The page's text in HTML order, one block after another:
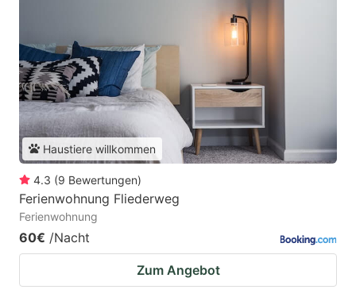
Haustiere willkommen
4.3 (9 Bewertungen)
Ferienwohnung Fliederweg
Ferienwohnung
60€ /Nacht
Zum Angebot